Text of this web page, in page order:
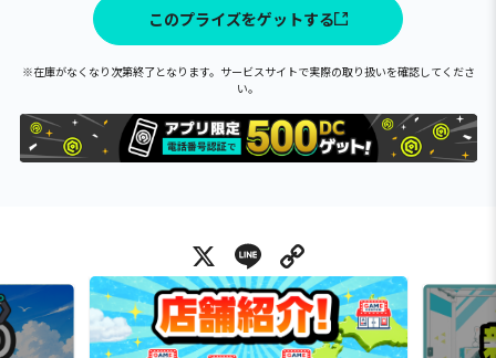
このプライズをゲットする
※在庫がなくなり次第終了となります。サービスサイトで実際の取り扱いを確認してくださ
い。
X Line